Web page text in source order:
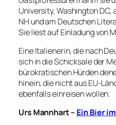
University, Washington
NH und am Deutschen
Sie liest auf Einladung von
Eine Italienerin, die nach
sich in die Schicksale der
bürokratischen Hürden
hinein, die nicht aus EU-
ebenfalls einreisen wollen.
Urs Mannhart – Ein Bier